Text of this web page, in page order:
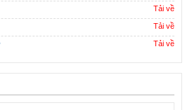
Tải về
Tải về
Tải về